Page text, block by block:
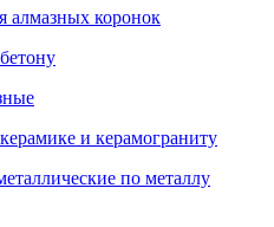
алмазных коронок
и керамограниту
по металлу